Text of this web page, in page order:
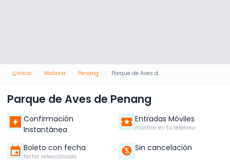
Inicio Malasia Penang Parque de Aves de Penang
Parque de Aves de Penang
Confirmación
Instantánea
Entradas Móviles
mostrar en tu teléfono
Boleto con fecha
fecha seleccionada
Sin cancelación